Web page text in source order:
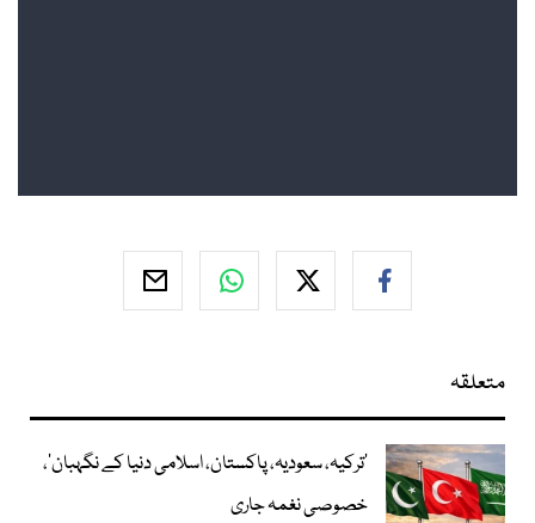
متعلقہ
‘ترکیہ، سعودیہ، پاکستان، اسلامی دنیا کے نگہبان’،
خصوصی نغمہ جاری